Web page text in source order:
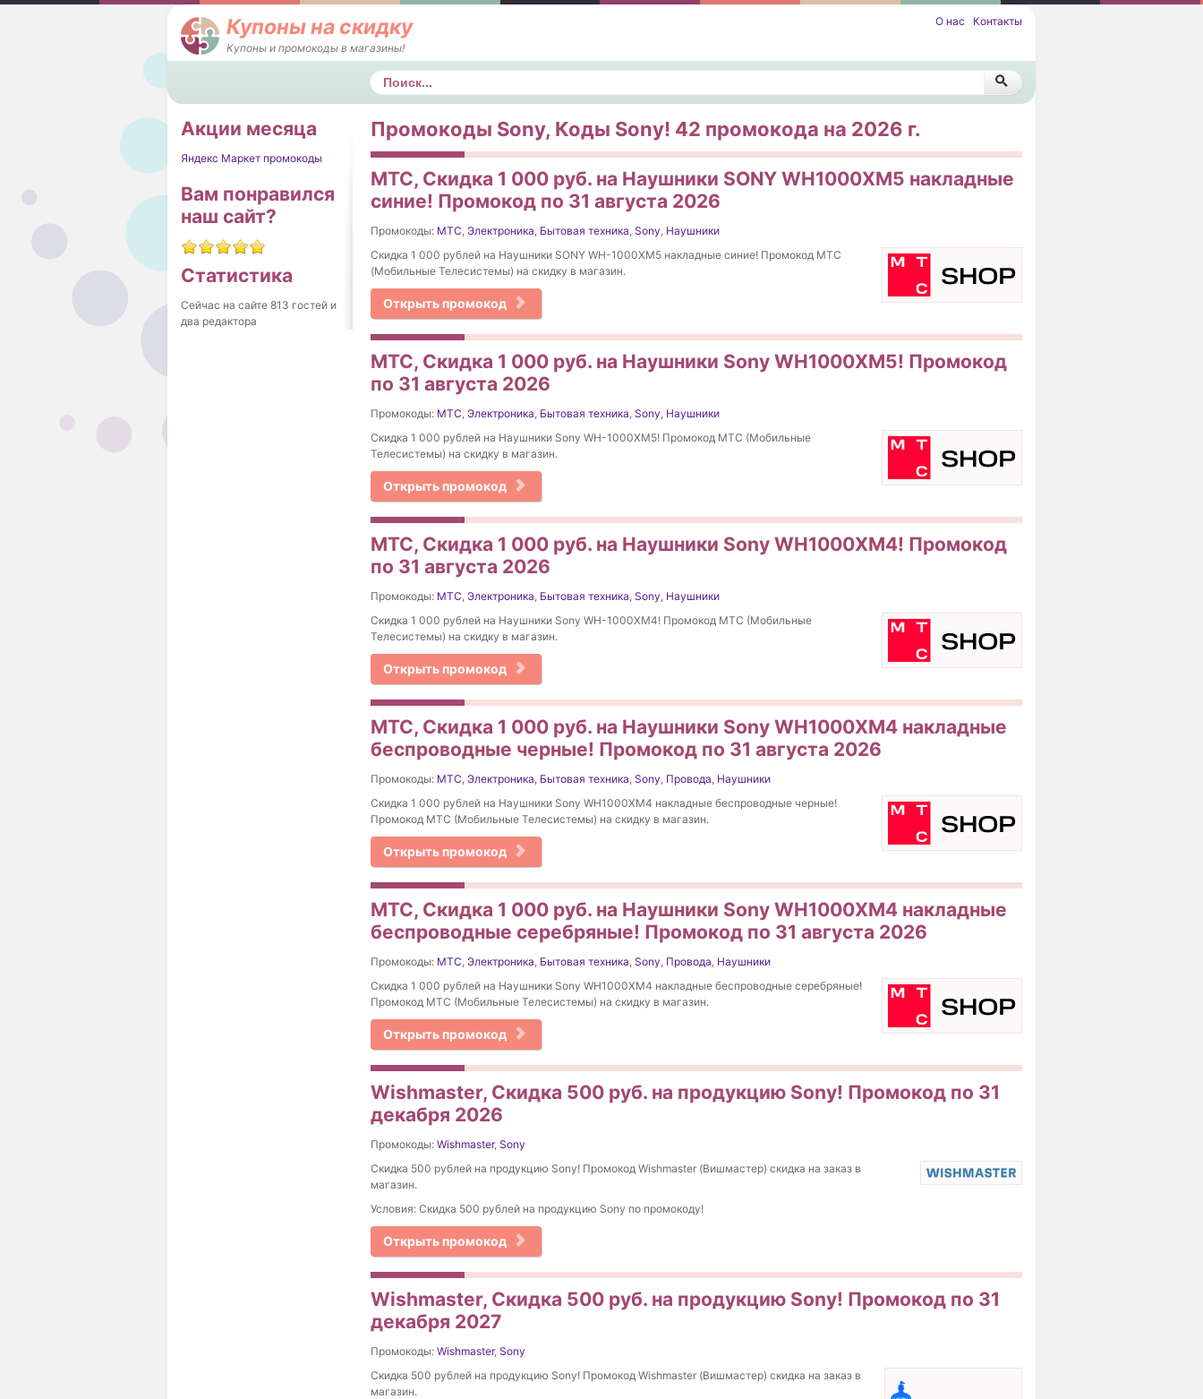
Купоны на скидку
Купоны и промокоды в магазины!
О нас Контакты
Поиск
Акции месяца
Яндекс Маркет промокоды
Вам понравился
наш сайт?
Статистика
Сейчас на сайте 813 гостей и
два редактора
Промокоды Sony, Коды Sony! 42 промокода на 2026 г.
МТС, Скидка 1 000 руб. на Наушники SONY WH1000XM5 накладные
синие! Промокод по 31 августа 2026
Промокоды: МТС, Электроника, Бытовая техника, Sony, Наушники
Скидка 1 000 рублей на Наушники SONY WH-1000XM5 накладные синие! Промокод МТС
(Мобильные Телесистемы) на скидку в магазин.
Открыть промокод
МТС, Скидка 1 000 руб. на Наушники Sony WH1000XM5! Промокод
по 31 августа 2026
Промокоды: МТС, Электроника, Бытовая техника, Sony, Наушники
Скидка 1 000 рублей на Наушники Sony WH-1000XM5! Промокод МТС (Мобильные
Телесистемы) на скидку в магазин.
Открыть промокод
МТС, Скидка 1 000 руб. на Наушники Sony WH1000XM4! Промокод
по 31 августа 2026
Промокоды: МТС, Электроника, Бытовая техника, Sony, Наушники
Скидка 1 000 рублей на Наушники Sony WH-1000XM4! Промокод МТС (Мобильные
Телесистемы) на скидку в магазин.
Открыть промокод
МТС, Скидка 1 000 руб. на Наушники Sony WH1000XM4 накладные
беспроводные черные! Промокод по 31 августа 2026
Промокоды: МТС, Электроника, Бытовая техника, Sony, Провода, Наушники
Скидка 1 000 рублей на Наушники Sony WH1000XM4 накладные беспроводные черные!
Промокод МТС (Мобильные Телесистемы) на скидку в магазин.
Открыть промокод
МТС, Скидка 1 000 руб. на Наушники Sony WH1000XM4 накладные
беспроводные серебряные! Промокод по 31 августа 2026
Промокоды: МТС, Электроника, Бытовая техника, Sony, Провода, Наушники
Скидка 1 000 рублей на Наушники Sony WH1000XM4 накладные беспроводные серебряные!
Промокод МТС (Мобильные Телесистемы) на скидку в магазин.
Открыть промокод
Wishmaster, Скидка 500 руб. на продукцию Sony! Промокод по 31
декабря 2026
Промокоды: Wishmaster, Sony
Скидка 500 рублей на продукцию Sony! Промокод Wishmaster (Вишмастер) скидка на заказ в
магазин.
Условия: Скидка 500 рублей на продукцию Sony по промокоду!
Открыть промокод
Wishmaster, Скидка 500 руб. на продукцию Sony! Промокод по 31
декабря 2027
Промокоды: Wishmaster, Sony
Скидка 500 рублей на продукцию Sony! Промокод Wishmaster (Вишмастер) скидка на заказ в
магазин.